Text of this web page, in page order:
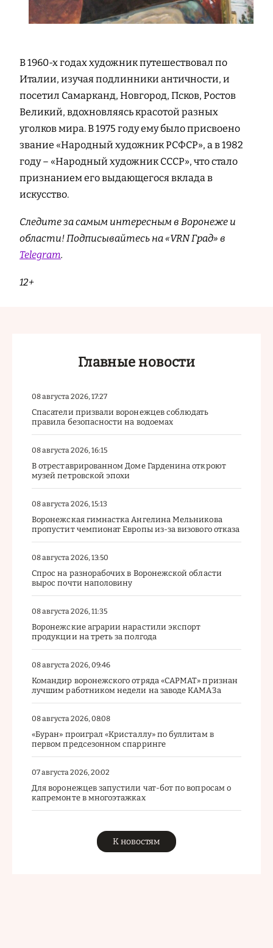
В 1960-х годах художник путешествовал по
Италии, изучая подлинники античности, и
посетил Самарканд, Новгород, Псков, Ростов
Великий, вдохновляясь красотой разных
уголков мира. В 1975 году ему было присвоено
звание «Народный художник РСФСР», а в 1982
году – «Народный художник СССР», что стало
признанием его выдающегося вклада в
искусство.
Следите за самым интересным в Воронеже и
области! Подписывайтесь на «VRN Град» в
Telegram.
12+
Главные новости
08 августа 2026, 17:27
Спасатели призвали воронежцев соблюдать
правила безопасности на водоемах
08 августа 2026, 16:15
В отреставрированном Доме Гарденина откроют
музей петровской эпохи
08 августа 2026, 15:13
Воронежская гимнастка Ангелина Мельникова
пропустит чемпионат Европы из-за визового отказа
08 августа 2026, 13:50
Спрос на разнорабочих в Воронежской области
вырос почти наполовину
08 августа 2026, 11:35
Воронежские аграрии нарастили экспорт
продукции на треть за полгода
08 августа 2026, 09:46
Командир воронежского отряда «САРМАТ» признан
лучшим работником недели на заводе КАМАЗа
08 августа 2026, 08:08
«Буран» проиграл «Кристаллу» по буллитам в
первом предсезонном спарринге
07 августа 2026, 20:02
Для воронежцев запустили чат-бот по вопросам о
капремонте в многоэтажках
К новостям